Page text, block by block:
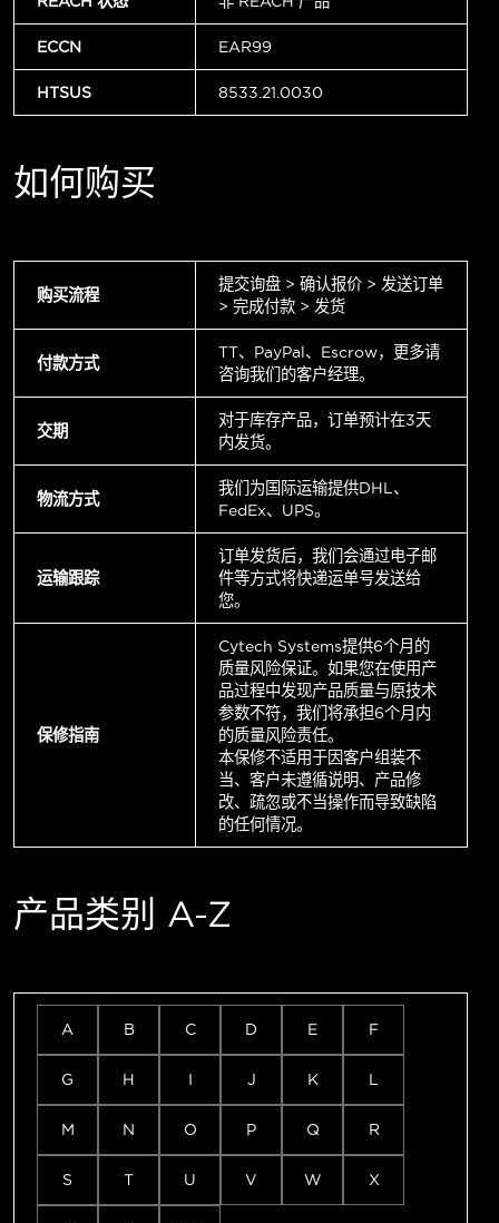
ECCN EAR99
HTSUS 8533.21.0030
如何购买
购买流程
提交询盘 > 确认报价 > 发送订单
> 完成付款 > 发货
付款方式
TT、PayPal、Escrow，更多请
咨询我们的客户经理。
交期
对于库存产品，订单预计在3天
内发货。
物流方式
我们为国际运输提供DHL、
FedEx、UPS。
运输跟踪
订单发货后，我们会通过电子邮
件等方式将快递运单号发送给
您。
保修指南
Cytech Systems提供6个月的
质量风险保证。如果您在使用产
品过程中发现产品质量与原技术
参数不符，我们将承担6个月内
的质量风险责任。
本保修不适用于因客户组装不
当、客户未遵循说明、产品修
改、疏忽或不当操作而导致缺陷
的任何情况。
产品类别 A-Z
A B C D E F
G H I J K L
M N O P Q R
S T U V W X